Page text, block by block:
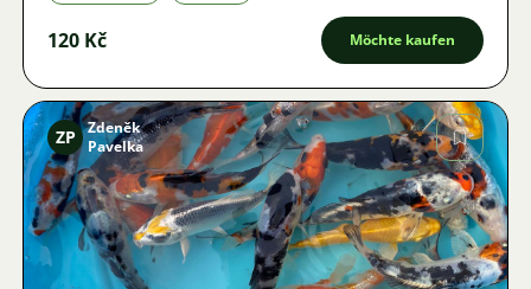
120 Kč Möchte kaufen
Bild
ZP
Zdeněk
Pavelka